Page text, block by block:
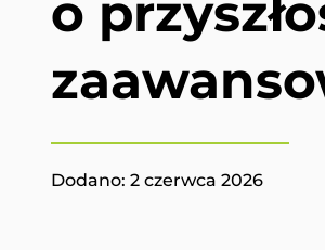
o
Dodano: 2 czerwca 2026